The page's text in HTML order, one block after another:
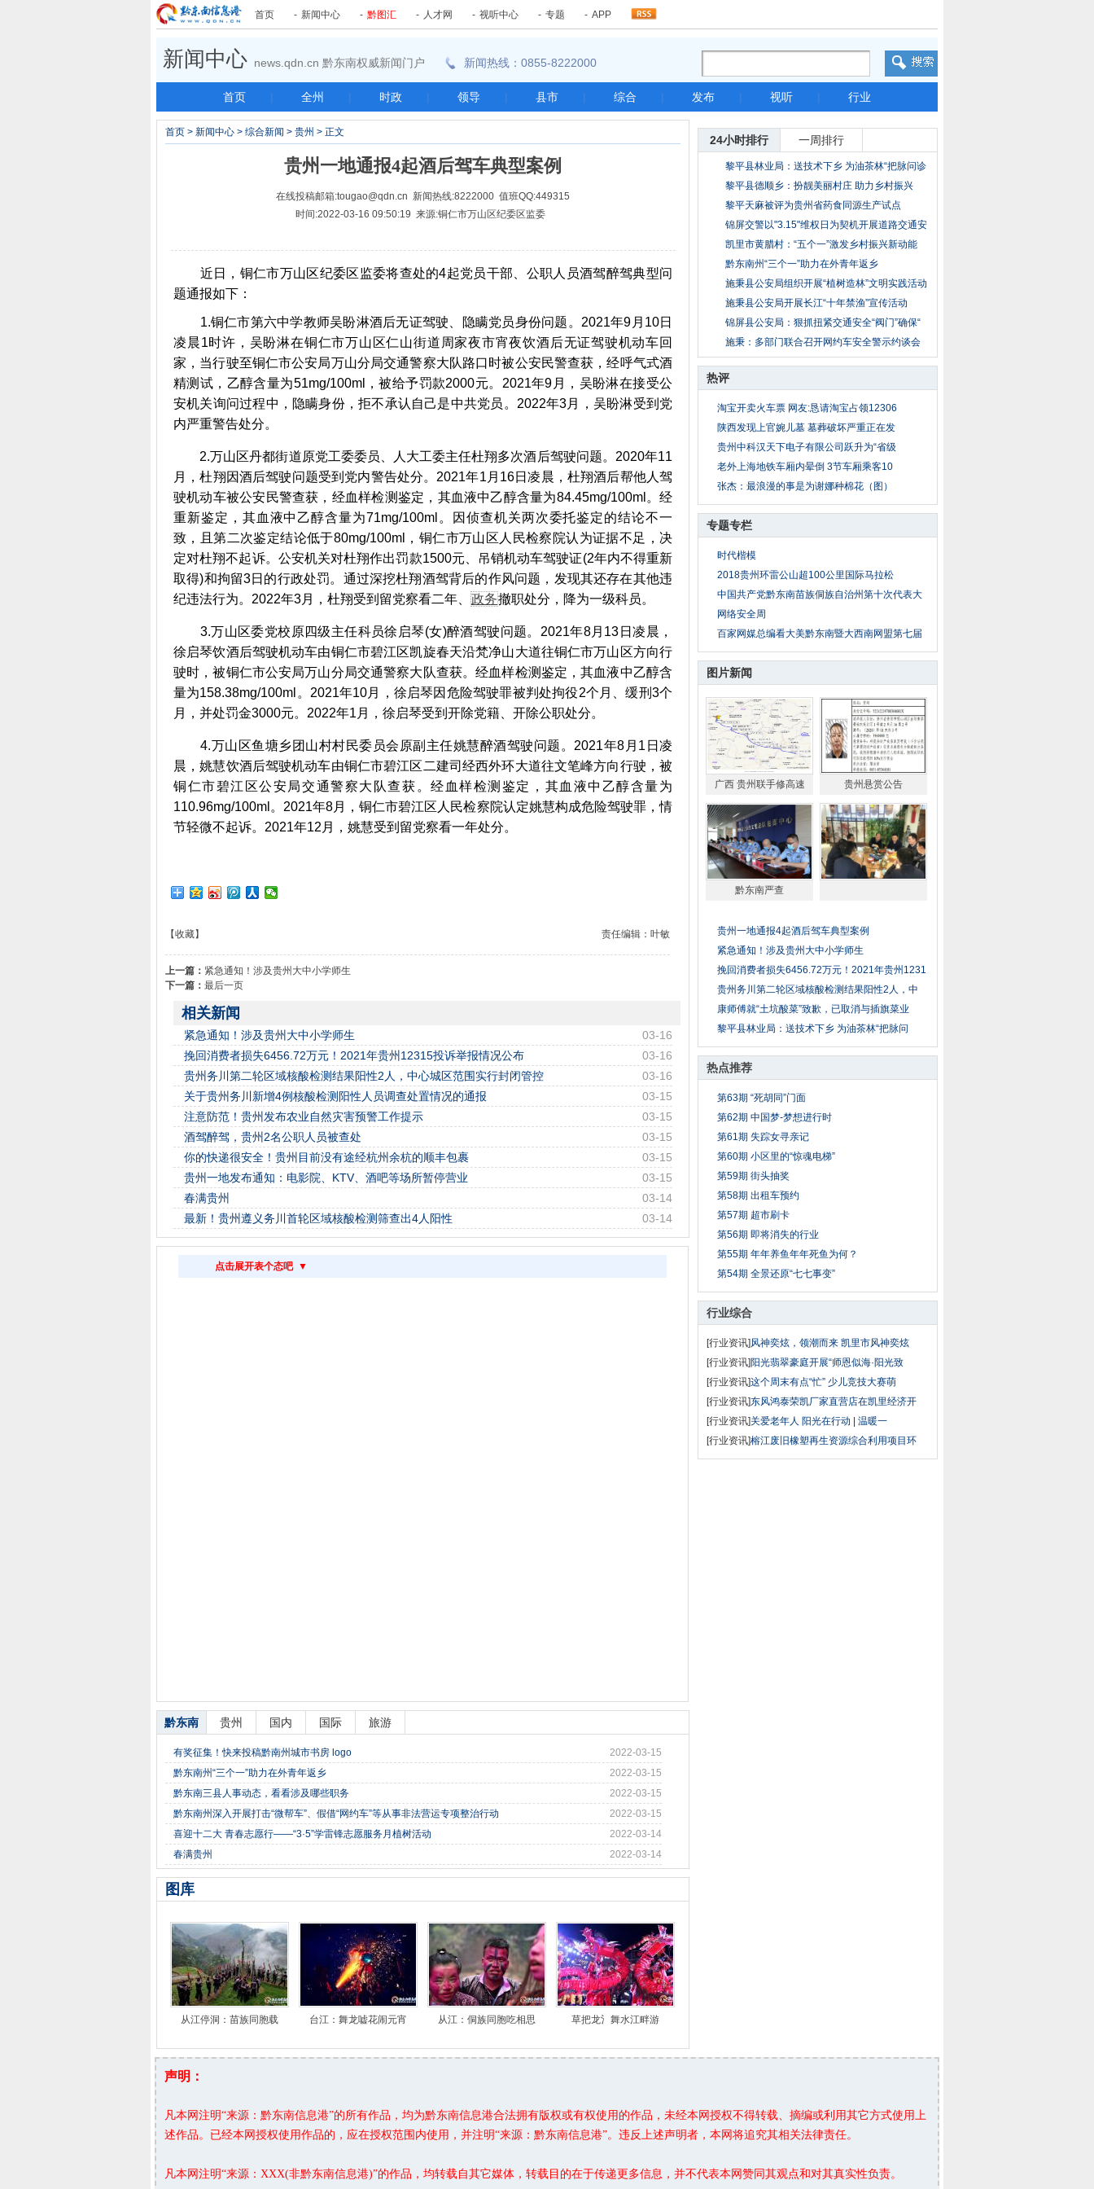
首页 - 新闻中心 - 黔图汇 - 人才网 - 视听中心 - 专题 - APP
新闻中心 news.qdn.cn 黔东南权威新闻门户 新闻热线：0855-8222000
首页 | 全州 | 时政 | 领导 | 县市 | 综合 | 发布 | 视听 | 行业
24小时排行 一周排行
黎平县林业局：送技术下乡 为油茶林“把脉问诊
黎平县德顺乡：扮靓美丽村庄 助力乡村振兴
黎平天麻被评为贵州省药食同源生产试点
锦屏交警以"3.15"维权日为契机开展道路交通安
全
凯里市黄腊村：“五个一”激发乡村振兴新动能
黔东南州“三个一”助力在外青年返乡
施秉县公安局组织开展“植树造林”文明实践活动
施秉县公安局开展长江“十年禁渔”宣传活动
锦屏县公安局：狠抓扭紧交通安全“阀门”确保“
施秉：多部门联合召开网约车安全警示约谈会
热评
淘宝开卖火车票 网友:恳请淘宝占领12306
陕西发现上官婉儿墓 墓葬破坏严重正在发
贵州中科汉天下电子有限公司跃升为“省级
老外上海地铁车厢内晕倒 3节车厢乘客10
张杰：最浪漫的事是为谢娜种棉花（图）
专题专栏
时代楷模
2018贵州环雷公山超100公里国际马拉松
中国共产党黔东南苗族侗族自治州第十次代表大
网络安全周
百家网媒总编看大美黔东南暨大西南网盟第七届
图片新闻
广西 贵州联手修高速 贵州悬赏公告
黔东南严查
贵州一地通报4起酒后驾车典型案例
紧急通知！涉及贵州大中小学师生
挽回消费者损失6456.72万元！2021年贵州1231
贵州务川第二轮区域核酸检测结果阳性2人，中
康师傅就“土坑酸菜”致歉，已取消与插旗菜业
黎平县林业局：送技术下乡 为油茶林“把脉问
热点推荐
第63期 “死胡同”门面
第62期 中国梦-梦想进行时
第61期 失踪女寻亲记
第60期 小区里的“惊魂电梯”
第59期 街头抽奖
第58期 出租车预约
第57期 超市刷卡
第56期 即将消失的行业
第55期 年年养鱼年年死鱼为何？
第54期 全景还原“七七事变”
行业综合
[行业资讯]风神奕炫，领潮而来 凯里市风神奕炫
[行业资讯]阳光翡翠豪庭开展“师恩似海·阳光致
[行业资讯]这个周末有点“忙” 少儿竞技大赛萌
[行业资讯]东风鸿泰荣凯厂家直营店在凯里经济开
[行业资讯]关爱老年人 阳光在行动 | 温暖一
[行业资讯]榕江废旧橡塑再生资源综合利用项目环
首页 > 新闻中心 > 综合新闻 > 贵州 > 正文
贵州一地通报4起酒后驾车典型案例
在线投稿邮箱:tougao@qdn.cn 新闻热线:8222000 值班QQ:449315
时间:2022-03-16 09:50:19 来源:铜仁市万山区纪委区监委
近日，铜仁市万山区纪委区监委将查处的4起党员干部、公职人员酒驾醉驾典型问
题通报如下：
1.铜仁市第六中学教师吴盼淋酒后无证驾驶、隐瞒党员身份问题。2021年9月10日
凌晨1时许，吴盼淋在铜仁市万山区仁山街道周家夜市宵夜饮酒后无证驾驶机动车回
家，当行驶至铜仁市公安局万山分局交通警察大队路口时被公安民警查获，经呼气式酒
精测试，乙醇含量为51mg/100ml，被给予罚款2000元。2021年9月，吴盼淋在接受公
安机关询问过程中，隐瞒身份，拒不承认自己是中共党员。2022年3月，吴盼淋受到党
内严重警告处分。
2.万山区丹都街道原党工委委员、人大工委主任杜翔多次酒后驾驶问题。2020年11
月，杜翔因酒后驾驶问题受到党内警告处分。2021年1月16日凌晨，杜翔酒后帮他人驾
驶机动车被公安民警查获，经血样检测鉴定，其血液中乙醇含量为84.45mg/100ml。经
重新鉴定，其血液中乙醇含量为71mg/100ml。因侦查机关两次委托鉴定的结论不一
致，且第二次鉴定结论低于80mg/100ml，铜仁市万山区人民检察院认为证据不足，决
定对杜翔不起诉。公安机关对杜翔作出罚款1500元、吊销机动车驾驶证(2年内不得重新
取得)和拘留3日的行政处罚。通过深挖杜翔酒驾背后的作风问题，发现其还存在其他违
纪违法行为。2022年3月，杜翔受到留党察看二年、 政务撤职处分，降为一级科员。
3.万山区委党校原四级主任科员徐启琴(女)醉酒驾驶问题。2021年8月13日凌晨，
徐启琴饮酒后驾驶机动车由铜仁市碧江区凯旋春天沿梵净山大道往铜仁市万山区方向行
驶时，被铜仁市公安局万山分局交通警察大队查获。经血样检测鉴定，其血液中乙醇含
量为158.38mg/100ml。2021年10月，徐启琴因危险驾驶罪被判处拘役2个月、缓刑3个
月，并处罚金3000元。2022年1月，徐启琴受到开除党籍、开除公职处分。
4.万山区鱼塘乡团山村村民委员会原副主任姚慧醉酒驾驶问题。2021年8月1日凌
晨，姚慧饮酒后驾驶机动车由铜仁市碧江区二建司经西外环大道往文笔峰方向行驶，被
铜仁市碧江区公安局交通警察大队查获。经血样检测鉴定，其血液中乙醇含量为
110.96mg/100ml。2021年8月，铜仁市碧江区人民检察院认定姚慧构成危险驾驶罪，情
节轻微不起诉。2021年12月，姚慧受到留党察看一年处分。
责任编辑：叶敏
【收藏】
上一篇： 紧急通知！涉及贵州大中小学师生
下一篇： 最后一页
相关新闻
03-16
紧急通知！涉及贵州大中小学师生
03-16
挽回消费者损失6456.72万元！2021年贵州12315投诉举报情况公布
03-16
贵州务川第二轮区域核酸检测结果阳性2人，中心城区范围实行封闭管控
03-15
关于贵州务川新增4例核酸检测阳性人员调查处置情况的通报
03-15
注意防范！贵州发布农业自然灾害预警工作提示
03-15
酒驾醉驾，贵州2名公职人员被查处
03-15
你的快递很安全！贵州目前没有途经杭州余杭的顺丰包裹
03-15
贵州一地发布通知：电影院、KTV、酒吧等场所暂停营业
03-14
春满贵州
03-14
最新！贵州遵义务川首轮区域核酸检测筛查出4人阳性
点击展开表个态吧 ▼
黔东南 贵州 国内 国际 旅游
2022-03-15
有奖征集！快来投稿黔南州城市书房 logo
2022-03-15
黔东南州“三个一”助力在外青年返乡
2022-03-15
黔东南三县人事动态，看看涉及哪些职务
2022-03-15
黔东南州深入开展打击“微帮车”、假借“网约车”等从事非法营运专项整治行动
2022-03-14
喜迎十二大 青春志愿行——“3·5”学雷锋志愿服务月植树活动
2022-03-14
春满贵州
图库
从江停洞：苗族同胞载 台江：舞龙嘘花闹元宵 从江：侗族同胞吃相思 草把龙氵舞水江畔游
声明：
凡本网注明“来源：黔东南信息港”的所有作品，均为黔东南信息港合法拥有版权或有权使用的作品，未经本网授权不得转载、摘编或利用其它方式使用上
述作品。已经本网授权使用作品的，应在授权范围内使用，并注明“来源：黔东南信息港”。违反上述声明者，本网将追究其相关法律责任。
凡本网注明“来源：XXX(非黔东南信息港)”的作品，均转载自其它媒体，转载目的在于传递更多信息，并不代表本网赞同其观点和对其真实性负责。